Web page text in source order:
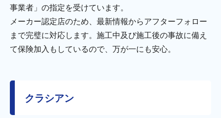
事業者」の指定を受けています。
メーカー認定店のため、最新情報からアフターフォロー
まで完璧に対応します。施工中及び施工後の事故に備え
て保険加入もしているので、万が一にも安心。
クラシアン